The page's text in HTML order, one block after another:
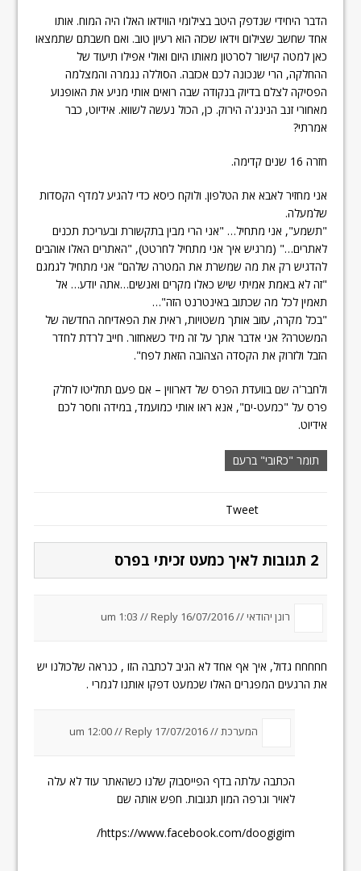
הדבר היחידי שנדפק היטב בצילומי הווידאו האלו היה המוח. אותו
אחד שחשב שצילום וידאו שכזה הוא רעיון טוב. ואם חשבתם שתמצאו
כאן למטה קישור לסרטון מאותו היום ואולי אפילו תיעוד של
ההחלקה, הרי שנכונה לכם אכזבה. הסוללה נגמרה והמצלמה
הפסיקה לצלם בדיוק בנקודה שבה רואים אותי מניע את האופנוע
מאחורי זנב הנינג'ה הירוק. כן, הכול נעשה לשווא. אידיוט, כבר
אמרתי?
חזרה 16 שנים קדימה.
אני מחזיר לאבא את הטלפון. ולוקח כיסא כדי להגיע למדף הקסדות
שלמעלה.
"תשמע", אני מתחיל… "אני הרי מבין בתקשורת ובעריכת תכנים
לאתרים…" (מרגיש איך אני מתחיל לחרטט), "האתרים האלו אוהבים
להדגיש רק את מה שמשרת את המטרה שלהם" אני מתחיל לגמגם
"זה לא באמת אמיתי שיש כאלו מקרים ואנשים…אתה יודע… אל
תאמין לכל מה שכתוב באינטרנט הזה"…
"בכל מקרה, עזוב אותך משטויות, ראית את הפאדיחה החדשה של
המשטרה? אני אדבר אתך על זה מיד כשאחזור. חייב לרדת לחדר
הזבל ולזרוק את הקסדה הצהובה הזאת לפח".
ולחבר'ה שם בוועדת הפרס של דארווין – אם פעם תחליטו לחלק
פרס על "כמעט-ים", אנא ראו אותי כמועמד, במידה וחסר לכם
אידיוט.
תומר "כRובי" ברעם
Tweet
2 תגובות לאיך כמעט זכיתי בפרס
רונן יהודאי //16/07/2016 um 1:03
//Reply
חחחחח גדול, איך אף אחד לא הגיב לכתבה הזו , כנראה שלכולנו יש
את הרגעים המפגרים האלו שכמעט דפקו אותנו לגמרי .
המערכת //17/07/2016 um 12:00
//Reply
הכתבה עלתה בדף הפייסבוק שלנו כשהאתר עוד לא עלה
לאויר וגרפה המון תגובות. חפש אותה שם
https://www.facebook.com/doogigim/